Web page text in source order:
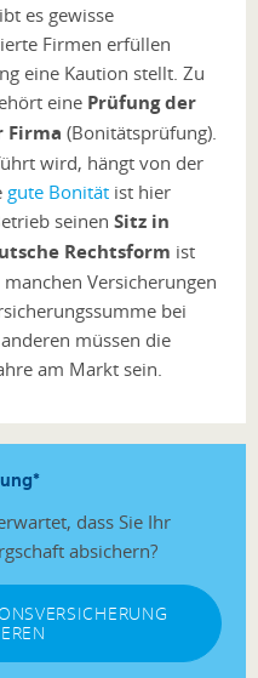
es gewisse
Firmen erfüllen
eine Kaution stellt. Zu
eine Prüfung der
Firma (Bonitätsprüfung).
wird, hängt von der
gute Bonität ist hier
seinen Sitz in
Rechtsform ist
Versicherungen
bei
müssen die
am Markt sein.
dass Sie Ihr
absichern?